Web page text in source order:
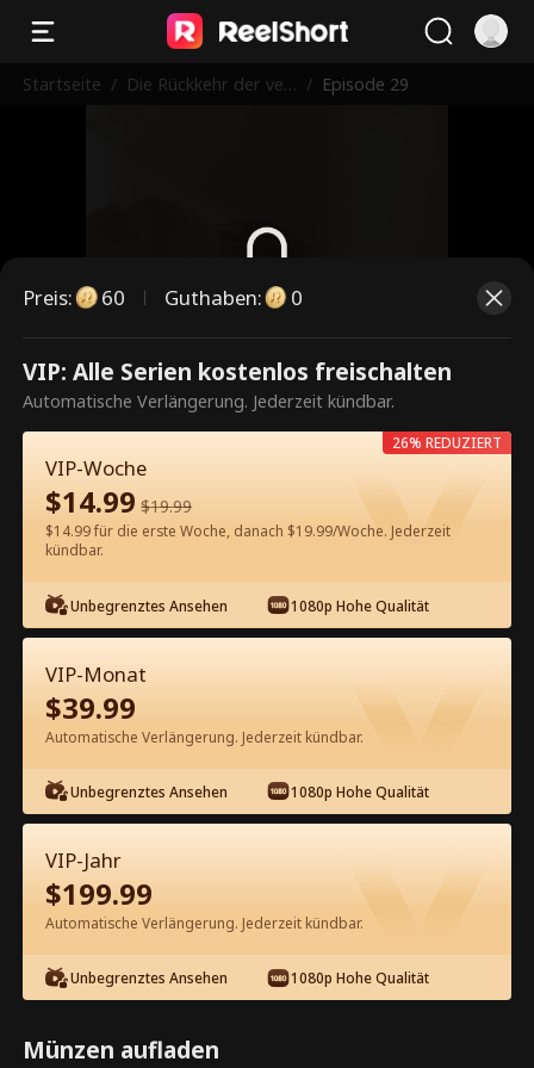
Startseite / Die Rückkehr der verl / Episode 29
Dies ist eine kostenpflichtige
Episode. Bitte entsperren, um
weiterzusehen.
60Jetzt entsperren
Kostenlos in der App ansehen
Episode 29 - Die Rückkehr der
verlorenen Erbin Kompletter Film
1-50 51-90
29 30 32 33
Preis: 60 Guthaben: 0
VIP: Alle Serien kostenlos freischalten
Automatische Verlängerung. Jederzeit kündbar.
VIP-Woche
$14.99 $19.99
$14.99 für die erste Woche, danach $19.99/Woche. Jederzeit
kündbar.
Unbegrenztes Ansehen 1080p Hohe Qualität
26% REDUZIERT
VIP-Monat
$39.99
Automatische Verlängerung. Jederzeit kündbar.
Unbegrenztes Ansehen 1080p Hohe Qualität
VIP-Jahr
$199.99
Automatische Verlängerung. Jederzeit kündbar.
Unbegrenztes Ansehen 1080p Hohe Qualität
Münzen aufladen